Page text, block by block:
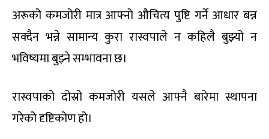
अरूको कमजोरी मात्र आफ्नो औचित्य पुष्टि गर्ने आधार बन्न
सक्दैन भन्ने सामान्य कुरा रास्वपाले न कहिलै बुझ्यो न
भविष्यमा बुझ्ने सम्भावना छ।
रास्वपाको दोस्रो कमजोरी यसले आफ्नै बारेमा स्थापना
गरेको दृष्टिकोण हो।